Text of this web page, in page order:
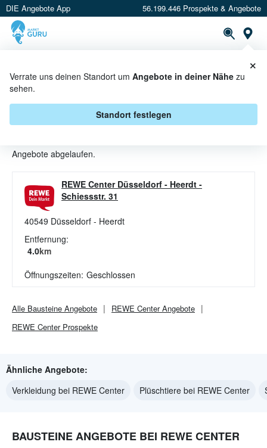
DIE Angebote App 56.199.446 Prospekte & Angebote
Verrate uns deinen Standort um Angebote in deiner Nähe zu
sehen.
Standort festlegen
×
BAUSTEINE ANGEBOTE &
AKTIONEN BEI REWE CENTER
Angebote abgelaufen.
REWE Center Düsseldorf - Heerdt -
Schiessstr. 31
40549 Düsseldorf - Heerdt
Entfernung:
4.0km
Öffnungszeiten: Geschlossen
Alle Bausteine Angebote REWE CenterAngebote
REWE CenterProspekte
Ähnliche Angebote:
Verkleidung bei REWE Center
Plüschtiere bei REWE Center
BAUSTEINE ANGEBOTE BEI REWE CENTER